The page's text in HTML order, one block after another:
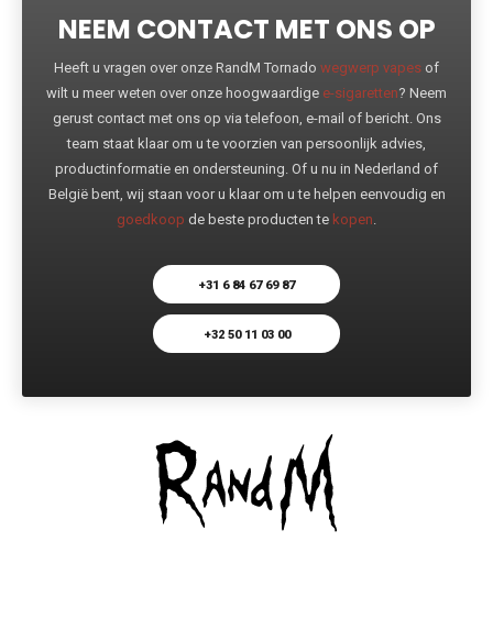
NEEM CONTACT MET ONS OP
Heeft u vragen over onze RandM Tornado wegwerp vapes of
wilt u meer weten over onze hoogwaardige e-sigaretten? Neem
gerust contact met ons op via telefoon, e-mail of bericht. Ons
team staat klaar om u te voorzien van persoonlijk advies,
productinformatie en ondersteuning. Of u nu in Nederland of
België bent, wij staan voor u klaar om u te helpen eenvoudig en
goedkoop de beste producten te kopen.
+31 6 84 67 69 87
+32 50 11 03 00